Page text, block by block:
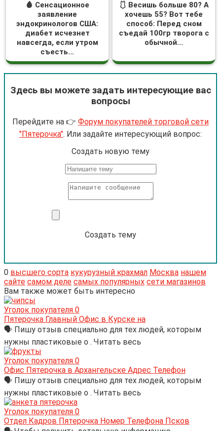
🩸 Сенсационное
заявление
эндокринологов США:
диабет исчезнет
навсегда, если утром
съесть...
🩱 Весишь больше 80? А
хочешь 55? Вот тебе
способ: Перед сном
съедай 100гр творога с
обычной...
Здесь вы можете задать интересующие вас
вопросы
Перейдите на 👉 Форум покупателей торговой сети
"Пятерочка". Или задайте интересующий вопрос:
Cоздать новую тему
Создать тему
0 высшего сорта кукурузный крахмал Москва нашем
сайте самом деле самых популярных сети магазинов
Вам также может быть интересно
Уголок покупателя 0
Пятерочка Главный Офис в Курске на
🗣 Пишу отзыв специально для тех людей, которым
нужны пластиковые о . Читать весь
Уголок покупателя 0
Офис Пятерочка в Архангельске Адрес Телефон
🗣 Пишу отзыв специально для тех людей, которым
нужны пластиковые о . Читать весь
Уголок покупателя 0
Отдел Кадров Пятерочка Номер Телефона Псков